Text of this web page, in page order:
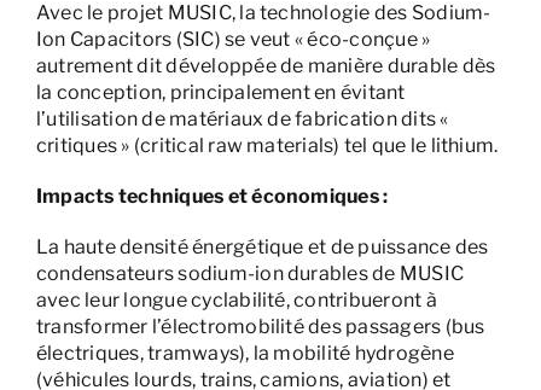
Avec le projet MUSIC, la technologie des Sodium-
Ion Capacitors (SIC) se veut « éco-conçue »
autrement dit développée de manière durable dès
la conception, principalement en évitant
l’utilisation de matériaux de fabrication dits «
critiques » (critical raw materials) tel que le lithium.
Impacts techniques et économiques :
La haute densité énergétique et de puissance des
condensateurs sodium-ion durables de MUSIC
avec leur longue cyclabilité, contribueront à
transformer l’électromobilité des passagers (bus
électriques, tramways), la mobilité hydrogène
(véhicules lourds, trains, camions, aviation) et